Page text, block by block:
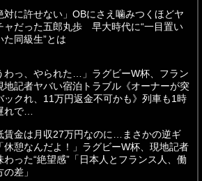
対に許せない」OBにさえ噛みつくほどヤ
ャだった五郎丸歩 早大時代に“一目置い
た同級生”とは
わっ、やられた…」ラグビーW杯、フラン
地記者ヤバい宿泊トラブル《オーナーが突
ックれ、11万円返金不可かも》列車も1時
れで…
賃金は月収27万円なのに…まさかの逆ギ
休憩なんだよ！」ラグビーW杯、現地記者
わった“絶望感”「日本人とフランス人、働
の差」